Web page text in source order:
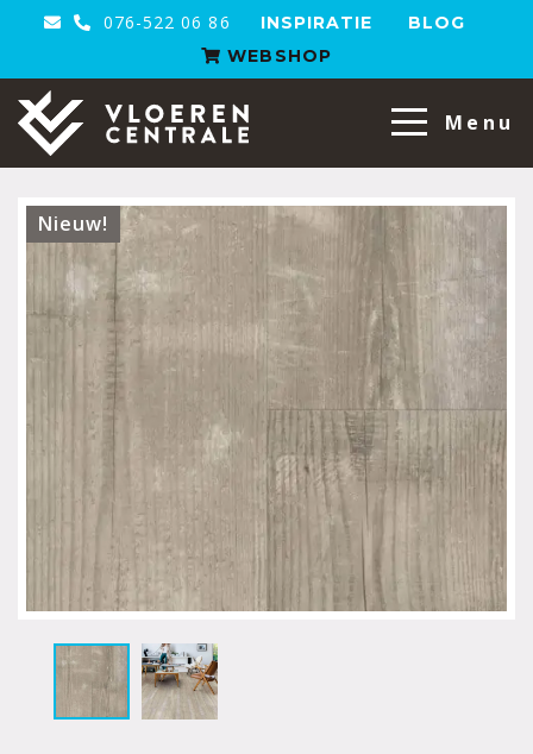
076-522 06 86 INSPIRATIE
BLOG
WEBSHOP
VloerenCentrale
Menu
Nieuw!